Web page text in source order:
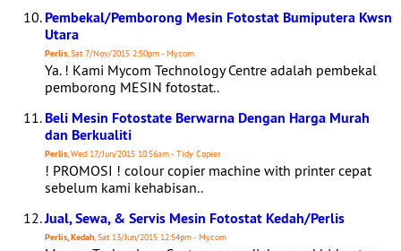
Pembekal/Pemborong Mesin Fotostat Bumiputera Kwsn
Utara
Perlis, Sat 7/Nov/2015 2:50pm - Mycom
Ya. ! Kami Mycom Technology Centre adalah pembekal
pemborong MESIN fotostat..
Beli Mesin Fotostate Berwarna Dengan Harga Murah
dan Berkualiti
Perlis, Wed 17/Jun/2015 10:56am - Tidy Copier
! PROMOSI ! colour copier machine with printer cepat
sebelum kami kehabisan..
Jual, Sewa, & Servis Mesin Fotostat Kedah/Perlis
Perlis, Kedah, Sat 13/Jun/2015 12:54pm - Mycom